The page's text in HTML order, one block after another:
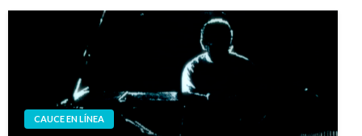
CAUCE EN LÍNEA